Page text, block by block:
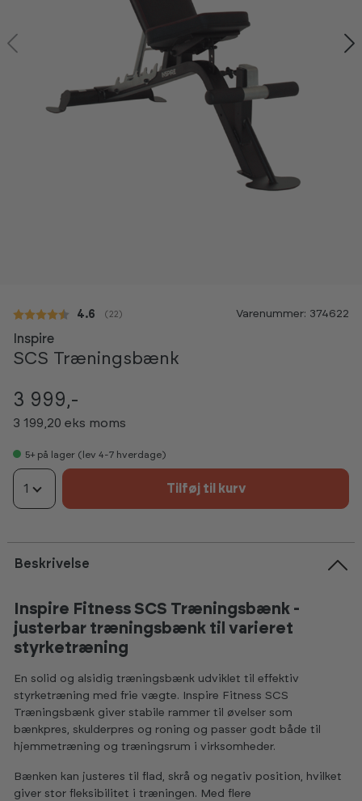
Gennemsnitlig vurdering:
4.6 ( stemmer:
22 ) Varenummer: 374622
Inspire
SCS Træningsbænk
3 999,-
3 199,20 eks moms
5+ på lager (lev 4-7 hverdage)
1 Tilføj til kurv
Beskrivelse
Inspire Fitness SCS Træningsbænk -
justerbar træningsbænk til varieret
styrketræning
En solid og alsidig træningsbænk udviklet til effektiv
styrketræning med frie vægte. Inspire Fitness SCS
Træningsbænk giver stabile rammer til øvelser som
bænkpres, skulderpres og roning og passer godt både til
hjemmetræning og træningsrum i virksomheder.
Bænken kan justeres til flad, skrå og negativ position, hvilket
giver stor fleksibilitet i træningen. Med flere